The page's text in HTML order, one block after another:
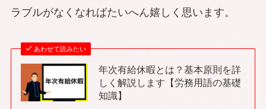
ラブルがなくなればたいへん嬉しく思います。
あわせて読みたい
年次有給休暇とは？基本原則を詳
しく解説します【労務用語の基礎
知識】